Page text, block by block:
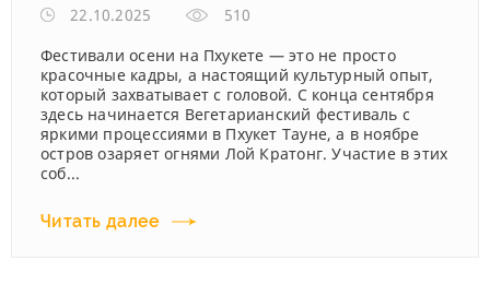
22.10.2025
510
Фестивали осени на Пхукете — это не просто
красочные кадры, а настоящий культурный опыт,
который захватывает с головой. С конца сентября
здесь начинается Вегетарианский фестиваль с
яркими процессиями в Пхукет Тауне, а в ноябре
остров озаряет огнями Лой Кратонг. Участие в этих
соб...
Читать далее